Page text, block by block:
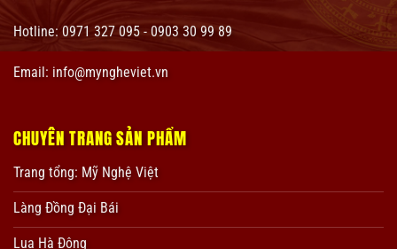
Hotline: 0971 327 095 - 0903 30 99 89
Email: info@myngheviet.vn
CHUYÊN TRANG SẢN PHẨM
Trang tổng: Mỹ Nghệ Việt
Làng Đồng Đại Bái
Lụa Hà Đông